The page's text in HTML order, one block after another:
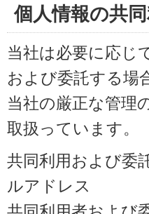
個人情報の共
当社は必要に応じ
および委託する場
当社の厳正な管理
取扱っています。
共同利用および委
ルアドレス